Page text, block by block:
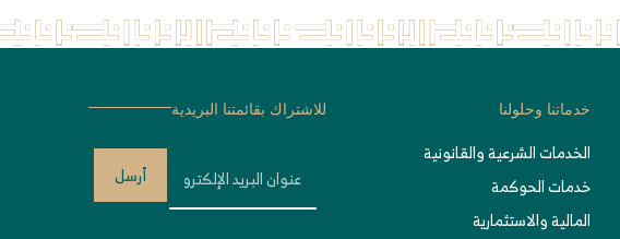
خدماتنا وحلولنا
الخدمات الشرعية والقانونية
خدمات الحوكمة
المالية والاستثمارية
للاشتراك بقائمتنا البريدية
أرسل